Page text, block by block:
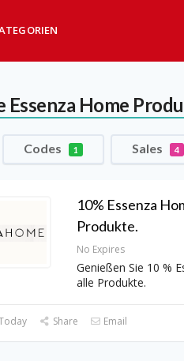
Essenza Home
Codes 1 Sales 4
10% Essenza
Produkte.
No Expires
Genießen Sie 10 %
alle Produkte.
Share Email